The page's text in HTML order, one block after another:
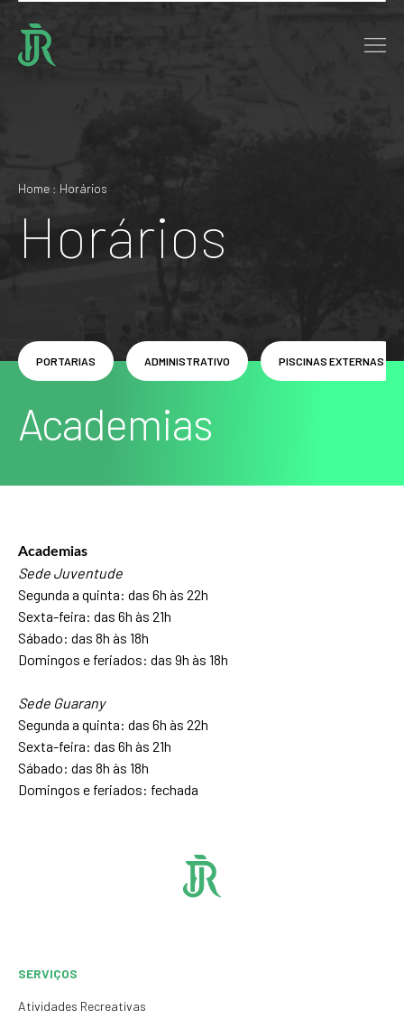
Home : Horários
Horários
Academias
PORTARIAS ADMINISTRATIVO PISCINAS EXTERNAS
Academias
Sede Juventude
Segunda a quinta: das 6h às 22h
Sexta-feira: das 6h às 21h
Sábado: das 8h às 18h
Domingos e feriados: das 9h às 18h
Sede Guarany
Segunda a quinta: das 6h às 22h
Sexta-feira: das 6h às 21h
Sábado: das 8h às 18h
Domingos e feriados: fechada
SERVIÇOS
Atividades Recreativas